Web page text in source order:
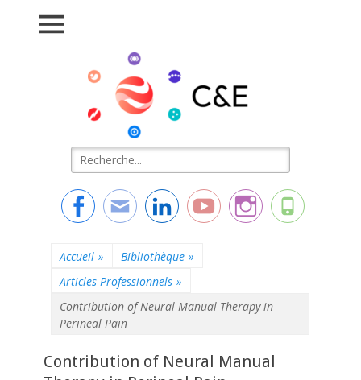
Evolution
L'essentiel de la formation
Rechercher :
Facebook
Adresse
contact
LinkedinYouTube
Instagram
Tél
Accueil » Bibliothèque »
Articles Professionnels »
Contribution of Neural Manual Therapy in
Perineal Pain
Contribution of Neural Manual